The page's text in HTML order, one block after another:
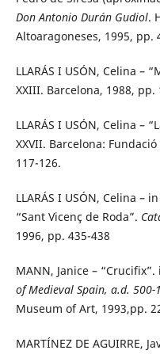
Don Antonio Durán Gudiol.
Altoaragoneses, 1995, pp.
LLARÁS I USÓN, Celina –
XXIII. Barcelona, 1988, pp.
LLARÁS I USÓN, Celina –
XXVII. Barcelona:
117-126.
LLARÁS I USÓN, Celina –
“Sant Vicenç de Roda”.
1996, pp. 435-438
MANN, Janice – “Crucifix”.
of Medieval Spain, a.d. 500-
Museum of Art, 1993,pp.
MARTÍNEZ DE AGUIRRE,